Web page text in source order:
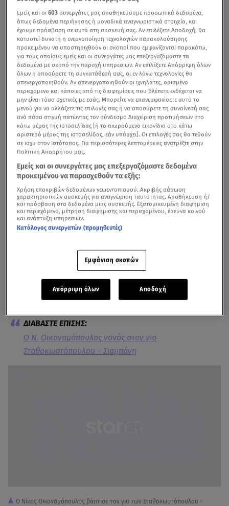
Την ευτυχία να γίνει πνευματικός μπαμπάς είχε πριν
από λίγες ημέρες οΝίκος Οικονομόπουλος
τραγουδιστής βάπτισε τον γιο του
Τζίμη
Σταθοκωστόπουλουκαι της Ιωάννας Σιαμπάνη.
Ο Ν. Οικονομόπουλος νονός στον γιο
Σταθοκωστόπουλου – Σιαμπάνη
Ο Νίκος Οικονομόπουλος βάπτισε τον γιο των Σταθοκωστόπουλου -
Εμείς και οι603 συνεργάτες μας αποθηκεύουμε προσωπικά δεδομένα,
όπως δεδομένα περιήγησης ή μοναδικά αναγνωριστικά στοιχεία, και
έχουμε πρόσβαση σε αυτά στη συσκευή σας. Αν επιλέξετε Αποδοχή, θα
καταστεί δυνατή η ενεργοποίηση τεχνολογιών παρακολούθησης
προκειμένου να υποστηριχθούν οι σκοποί που εμφανίζονται παρακάτω,
για τους οποίους εμείς και οι συνεργάτες μας επεξεργαζόμαστε τα
δεδομένα με σκοπό την παροχή υπηρεσιών. Αν επιλέξετε Απόρριψη όλων
όλων ή αποσύρετε τη συγκατάθεσή σας, οι εν λόγω τεχνολογίες θα
απενεργοποιηθούν. Αν απενεργοποιηθούν οι ιχνηλάτες, ορισμένο
περιεχόμενο και κάποιες από τις διαφημίσεις που βλέπετε ενδέχεται να
μην είναι τόσο σχετικές με εσάς. Μπορείτε να επανεμφανίσετε αυτό το
μενού για να αλλάξετε τις επιλογές σας ή να αποσύρετε τη συναίνεσή σας
ανά πάσα στιγμή πατώντας τον σύνδεσμο Διαχείριση προτιμήσεων στο
κάτω μέρος της ιστοσελίδας [ή το αιωρούμενο εικονίδιο στο κάτω
αριστερό μέρος της ιστοσελίδας, εάν υπάρχει]. Οι επιλογές σας θα τεθούν
σε ισχύ στον Ιστότοπος. Για περισσότερες λεπτομέρειες ανατρέξτε στην
Πολιτική Απορρήτου μας.
Εμείς και οι συνεργάτες μας επεξεργαζόμαστε δεδομένα
προκειμένου να παρασχεθούν τα εξής:
Χρήση επακριβών δεδομένων γεωεντοπισμού. Ακριβής σάρωση
χαρακτηριστικών συσκευής για αναγνώριση ταυτότητας. Αποθήκευση ή/
και πρόσβαση στα δεδομένα μιας συσκευής. Εξατομικευμένη διαφήμιση
και περιεχόμενο, μέτρηση διαφήμισης και περιεχομένου, έρευνα κοινού
και ανάπτυξη υπηρεσιών.
Κατάλογος συνεργατών (προμηθευτές)
Εμφάνιση σκοπών
Απόρριψη όλων Αποδοχή